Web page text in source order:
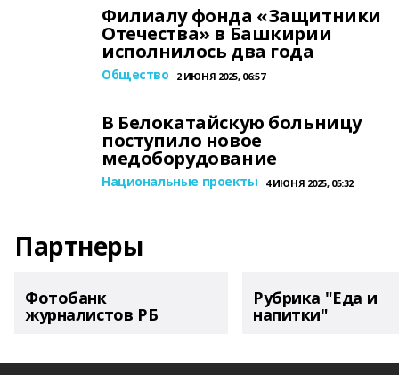
Филиалу фонда «Защитники
Отечества» в Башкирии
исполнилось два года
Общество 2 ИЮНЯ 2025, 06:57
В Белокатайскую больницу
поступило новое
медоборудование
Национальные проекты 4 ИЮНЯ 2025, 05:32
Партнеры
Фотобанк
журналистов РБ
Рубрика "Еда и
напитки"